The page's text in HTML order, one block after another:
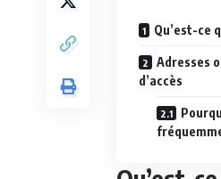
Qu’est-ce
Adresses
d’accès